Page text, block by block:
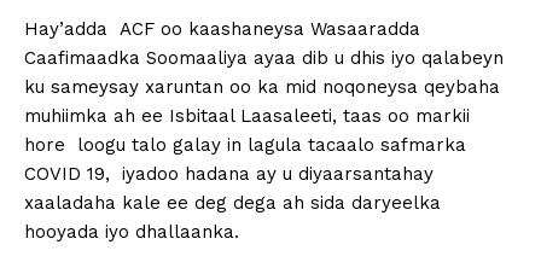
Hay’adda ACF oo kaashaneysa Wasaaradda
Caafimaadka Soomaaliya ayaa dib u dhis iyo qalabeyn
ku sameysay xaruntan oo ka mid noqoneysa qeybaha
muhiimka ah ee Isbitaal Laasaleeti, taas oo markii
hore loogu talo galay in lagula tacaalo safmarka
COVID 19, iyadoo hadana ay u diyaarsantahay
xaaladaha kale ee deg dega ah sida daryeelka
hooyada iyo dhallaanka.